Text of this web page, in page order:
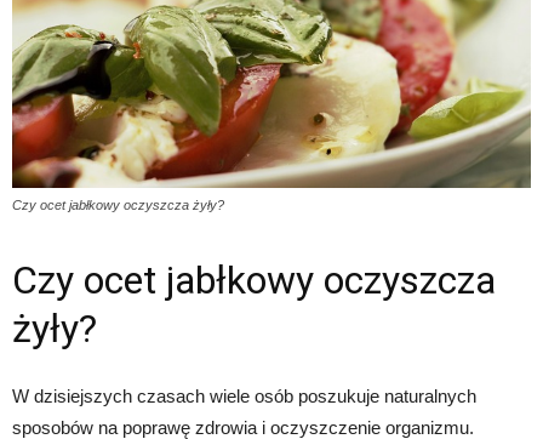
Czy ocet jabłkowy oczyszcza żyły?
Czy ocet jabłkowy oczyszcza
żyły?
W dzisiejszych czasach wiele osób poszukuje naturalnych
sposobów na poprawę zdrowia i oczyszczenie organizmu.